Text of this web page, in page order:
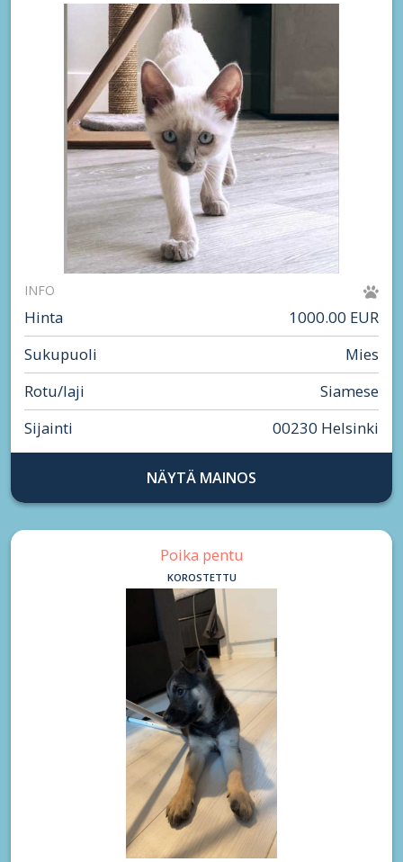
INFO
Hinta
1000.00 EUR
Sukupuoli
Mies
Rotu/laji
Siamese
Sijainti
00230 Helsinki
NÄYTÄ MAINOS
KOROSTETTU
Poika pentu